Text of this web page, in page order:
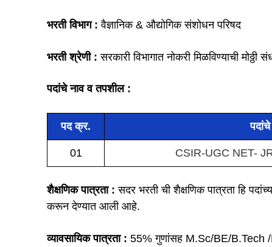
भरती विभाग : वैज्ञानिक & औद्योगिक संशोधन परिषद
भरती श्रेणी : सरकारी विभागात नोकरी मिळविण्याची मोठ्ठी
पदांचे नाव व तपशील :
पद क्र.
01 CSIR-UGC NET-
शैक्षणिक पात्रता : सदर भरती ची शैक्षणिक पात्रता हि
करून देण्यात आली आहे.
व्यावसायिक पात्रता : 55% गुणांसह M.Sc/BE/B.Tech